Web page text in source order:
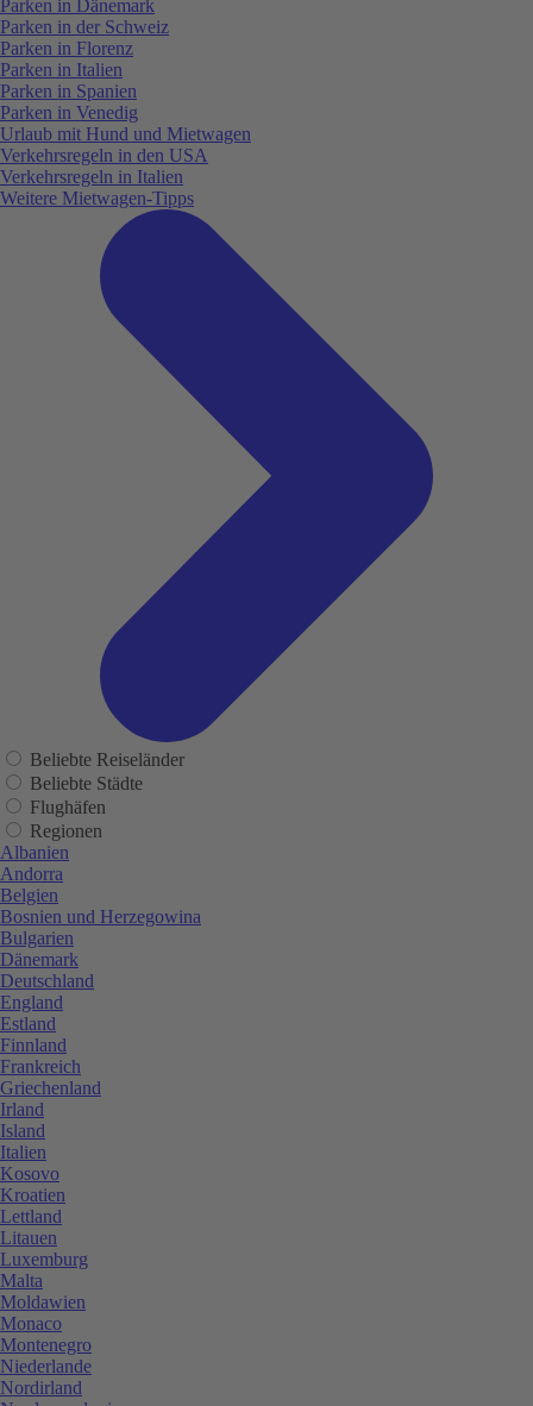
Parken in Dänemark
Parken in der Schweiz
Parken in Florenz
Parken in Italien
Parken in Spanien
Parken in Venedig
Urlaub mit Hund und Mietwagen
Verkehrsregeln in den USA
Verkehrsregeln in Italien
Weitere Mietwagen-Tipps
Beliebte Reiseländer
Beliebte Städte
Flughäfen
Regionen
Albanien
Andorra
Belgien
Bosnien und Herzegowina
Bulgarien
Dänemark
Deutschland
England
Estland
Finnland
Frankreich
Griechenland
Irland
Island
Italien
Kosovo
Kroatien
Lettland
Litauen
Luxemburg
Malta
Moldawien
Monaco
Montenegro
Niederlande
Nordirland